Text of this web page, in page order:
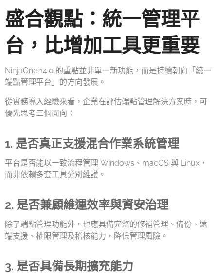
盛合觀點：統一管理平
台，比增加工具更重要
NinjaOne 14.0 的重點並非單一新功能，而是持續朝向「統一
端點管理平台」的方向發展。
從實務導入經驗來看，企業在評估端點管理解決方案時，可
優先思考三個面向：
1. 是否真正支援混合作業系統管理
平台是否能以一致流程管理 Windows、macOS 與 Linux，
而非依賴多套工具分別維護。
2. 是否兼顧維運效率與資安治理
除了端點管理功能外，也應具備完整的修補管理、備份、遠
端支援、權限管理及稽核能力，降低管理風險。
3. 是否具備長期擴充能力